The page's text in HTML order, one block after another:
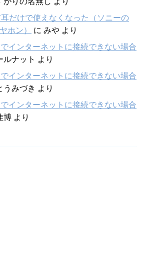
だけで使えなくなった（ソニーの
ホン）
に みや より
インターネットに接続できない場合
ルナット より
インターネットに接続できない場合
うみづき より
インターネットに接続できない場合
博 より